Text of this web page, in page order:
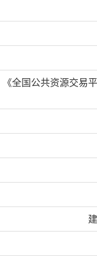
《全国公共资源交易